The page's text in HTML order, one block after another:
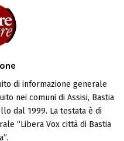
di informazione generale
nei comuni di Assisi, Bastia
dal 1999. La testata è di
“Libera Vox città di Bastia